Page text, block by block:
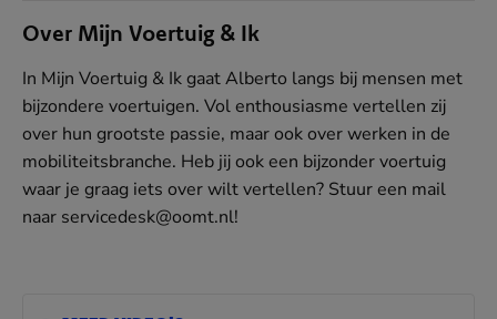
Over Mijn Voertuig & Ik
In Mijn Voertuig & Ik gaat Alberto langs bij mensen met
bijzondere voertuigen. Vol enthousiasme vertellen zij
over hun grootste passie, maar ook over werken in de
mobiliteitsbranche. Heb jij ook een bijzonder voertuig
waar je graag iets over wilt vertellen? Stuur een mail
naar servicedesk@oomt.nl!